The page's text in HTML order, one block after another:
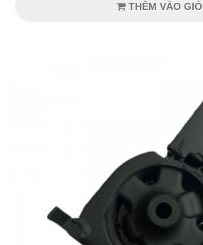
THÊM VÀO GIỎ